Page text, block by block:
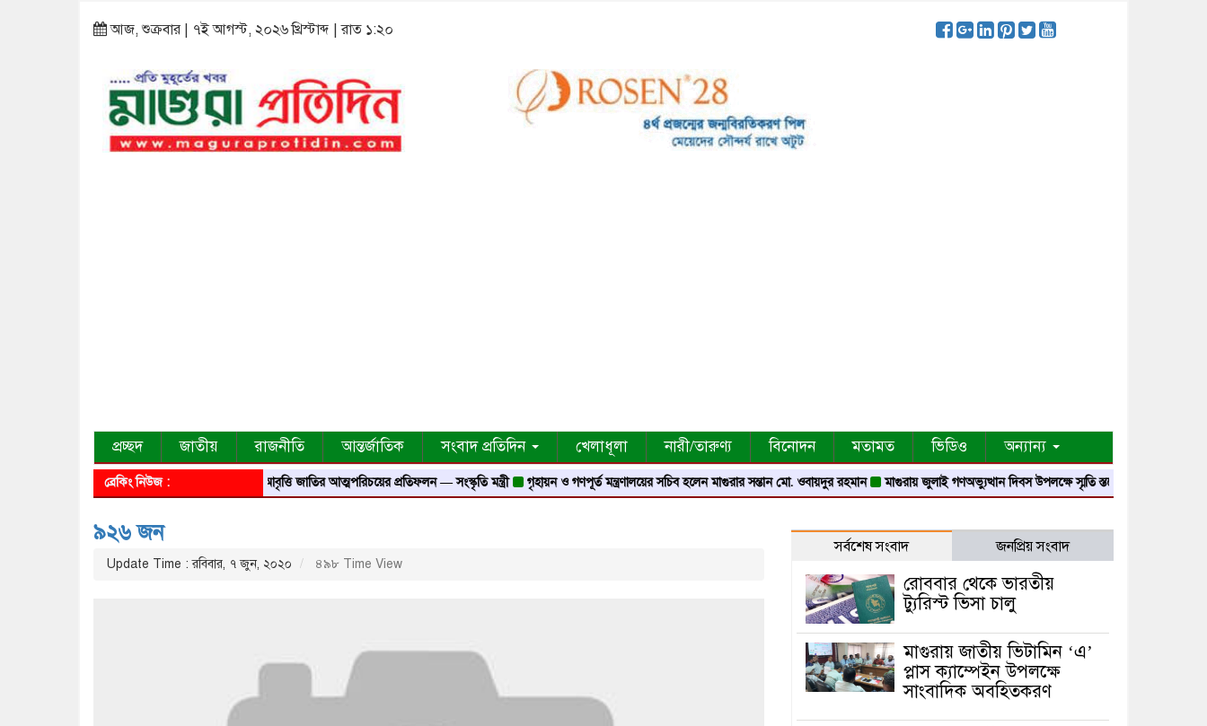
আজ, শুক্রবার | ৭ই আগস্ট, ২০২৬ খ্রিস্টাব্দ | রাত ১:২০
প্রচ্ছদ জাতীয় রাজনীতি আন্তর্জাতিক সংবাদ প্রতিদিন খেলাধূলা নারী/তারুণ্য বিনোদন মতামত ভিডিও অন্যান্য
ব্রেকিং নিউজ : আবৃত্তি জাতির আত্মপরিচয়ের প্রতিফলন — সংস্কৃতি মন্ত্রী গৃহায়ন ও গণপূর্ত মন্ত্রণালয়ের সচিব হলেন মাগুরার সন্তান মো. ওবায়দুর রহমান মাগুরায় জুলাই গণঅভ্যুত্থান দিবস উপলক্ষে স্মৃতি স্তম্ভে শ্রদ্ধা নিবেদন
৯২৬ জন
Update Time : রবিবার, ৭ জুন, ২০২০ ৪৯৮ Time View
সর্বশেষ সংবাদ জনপ্রিয় সংবাদ
রোববার থেকে ভারতীয়
ট্যুরিস্ট ভিসা চালু
মাগুরায় জাতীয় ভিটামিন ‘এ’
প্লাস ক্যাম্পেইন উপলক্ষে
সাংবাদিক অবহিতকরণ